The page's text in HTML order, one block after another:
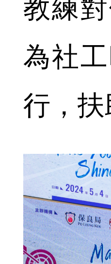
教練
為社
行，